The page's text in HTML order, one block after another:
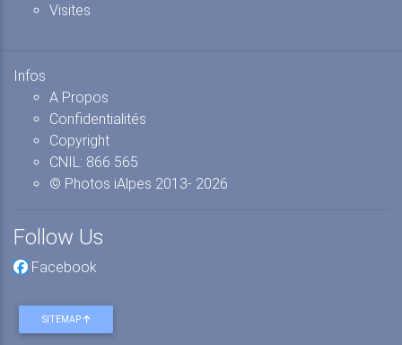
Visites
Infos
A Propos
Confidentialités
Copyright
CNIL: 866 565
© Photos iAlpes 2013- 2026
Follow Us
Facebook
SITEMAP